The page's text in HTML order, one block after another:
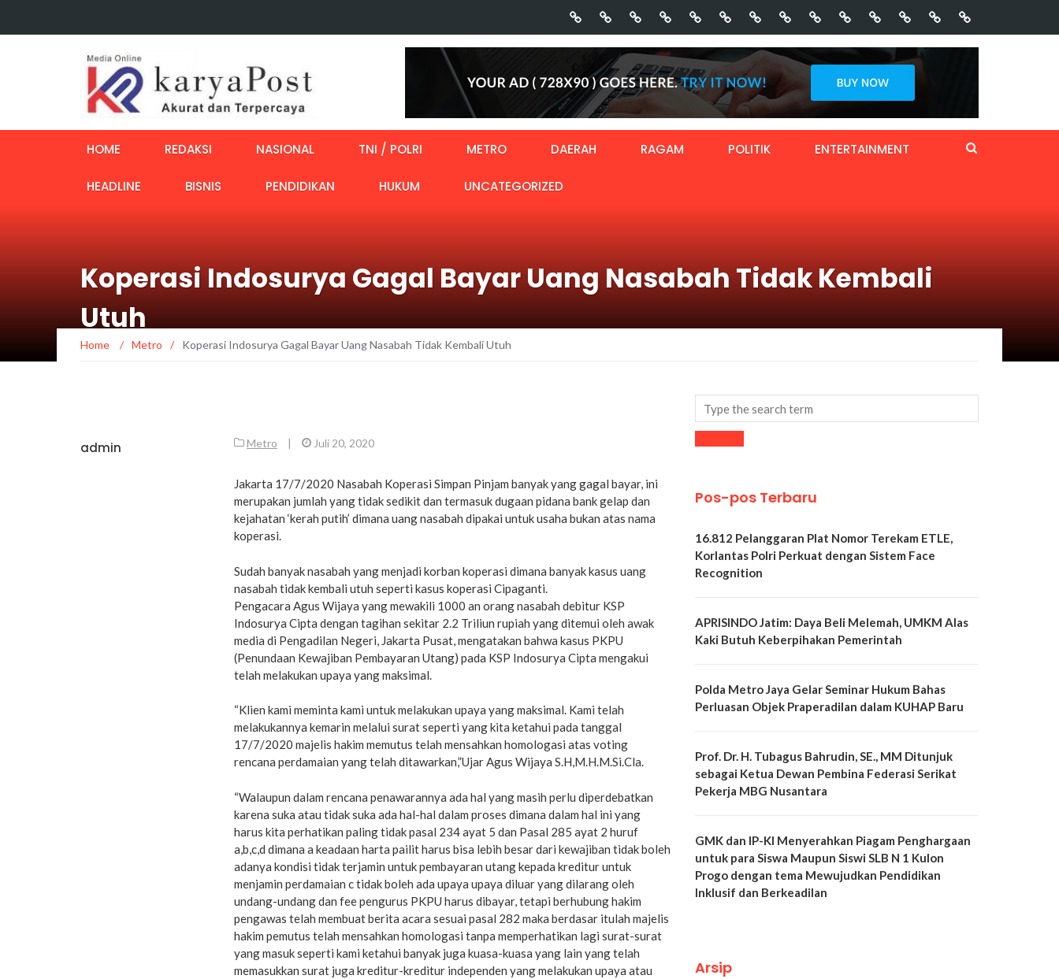
HOME REDAKSI NASIONAL TNI / POLRI METRO DAERAH RAGAM POLITIK ENTERTAINMENT
HEADLINE BISNIS PENDIDIKAN HUKUM UNCATEGORIZED
Koperasi Indosurya Gagal Bayar Uang Nasabah Tidak Kembali
Utuh
Home / Metro / Koperasi Indosurya Gagal Bayar Uang Nasabah Tidak Kembali Utuh
admin Metro Juli 20, 2020
Jakarta 17/7/2020 Nasabah Koperasi Simpan Pinjam banyak yang gagal bayar, ini
merupakan jumlah yang tidak sedikit dan termasuk dugaan pidana bank gelap dan
kejahatan ‘kerah putih’ dimana uang nasabah dipakai untuk usaha bukan atas nama
koperasi.
Sudah banyak nasabah yang menjadi korban koperasi dimana banyak kasus uang
nasabah tidak kembali utuh seperti kasus koperasi Cipaganti.
Pengacara Agus Wijaya yang mewakili 1000 an orang nasabah debitur KSP
Indosurya Cipta dengan tagihan sekitar 2.2 Triliun rupiah yang ditemui oleh awak
media di Pengadilan Negeri, Jakarta Pusat, mengatakan bahwa kasus PKPU
(Penundaan Kewajiban Pembayaran Utang) pada KSP Indosurya Cipta mengakui
telah melakukan upaya yang maksimal.
“Klien kami meminta kami untuk melakukan upaya yang maksimal. Kami telah
melakukannya kemarin melalui surat seperti yang kita ketahui pada tanggal
17/7/2020 majelis hakim memutus telah mensahkan homologasi atas voting
rencana perdamaian yang telah ditawarkan,”Ujar Agus Wijaya S.H,M.H.M.Si.Cla.
“Walaupun dalam rencana penawarannya ada hal yang masih perlu diperdebatkan
karena suka atau tidak suka ada hal-hal dalam proses dimana dalam hal ini yang
harus kita perhatikan paling tidak pasal 234 ayat 5 dan Pasal 285 ayat 2 huruf
a,b,c,d dimana a keadaan harta pailit harus bisa lebih besar dari kewajiban tidak boleh
adanya kondisi tidak terjamin untuk pembayaran utang kepada kreditur untuk
menjamin perdamaian c tidak boleh ada upaya upaya diluar yang dilarang oleh
undang-undang dan fee pengurus PKPU harus dibayar, tetapi berhubung hakim
pengawas telah membuat berita acara sesuai pasal 282 maka berdasar itulah majelis
hakim pemutus telah mensahkan homologasi tanpa memperhatikan lagi surat-surat
yang masuk seperti kami ketahui banyak juga kuasa-kuasa yang lain yang telah
memasukkan surat juga kreditur-kreditur independen yang melakukan upaya atau
Pos-pos Terbaru
16.812 Pelanggaran Plat Nomor Terekam ETLE,
Korlantas Polri Perkuat dengan Sistem Face
Recognition
APRISINDO Jatim: Daya Beli Melemah, UMKM Alas
Kaki Butuh Keberpihakan Pemerintah
Polda Metro Jaya Gelar Seminar Hukum Bahas
Perluasan Objek Praperadilan dalam KUHAP Baru
Prof. Dr. H. Tubagus Bahrudin, SE., MM Ditunjuk
sebagai Ketua Dewan Pembina Federasi Serikat
Pekerja MBG Nusantara
GMK dan IP-KI Menyerahkan Piagam Penghargaan
untuk para Siswa Maupun Siswi SLB N 1 Kulon
Progo dengan tema Mewujudkan Pendidikan
Inklusif dan Berkeadilan
Arsip